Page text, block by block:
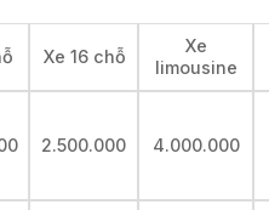
Xe 16 chỗ
Xe
limousine
2.500.000 4.000.000